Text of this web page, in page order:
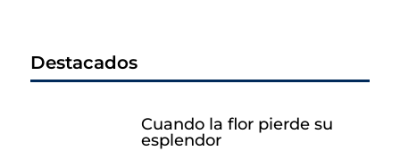
Destacados
Cuando la flor pierde su
esplendor